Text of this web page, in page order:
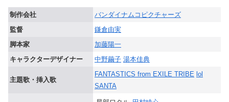
制作会社
バンダイナムコピクチャーズ
監督
鎌倉由実
脚本家
加藤陽一
キャラクターデザイナー
中野繭子 湯本佳典
主題歌・挿入歌
FANTASTICS from EXILE TRIBE lol
SANTA